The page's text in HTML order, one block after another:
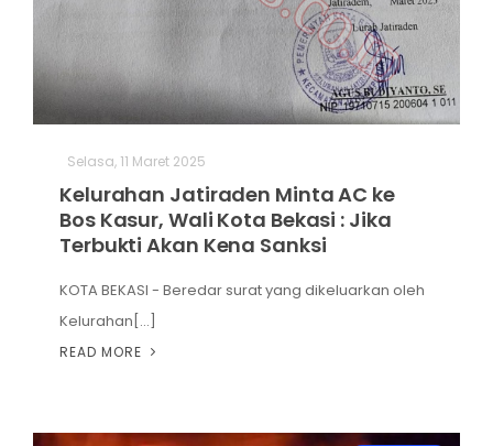
Selasa, 11 Maret 2025
Kelurahan Jatiraden Minta AC ke
Bos Kasur, Wali Kota Bekasi : Jika
Terbukti Akan Kena Sanksi
KOTA BEKASI - Beredar surat yang dikeluarkan oleh
Kelurahan[...]
READ MORE